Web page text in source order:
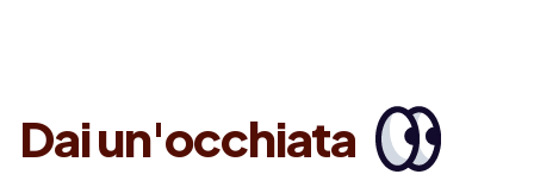
Dai un'occhiata